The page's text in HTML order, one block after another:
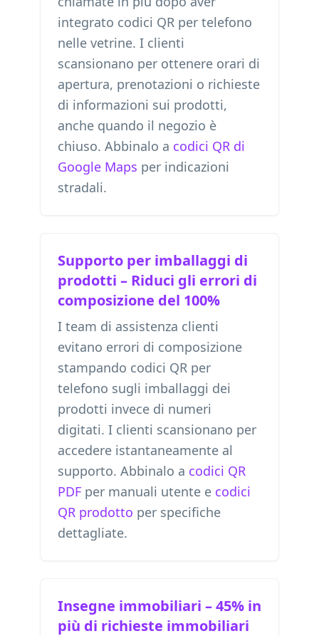
integrato codici QR per telefono
nelle vetrine. I clienti
scansionano per ottenere orari di
apertura, prenotazioni o richieste
di informazioni sui prodotti,
anche quando il negozio è
chiuso. Abbinalo a codici QR di
Google Maps per indicazioni
stradali.
Supporto per imballaggi di
prodotti – Riduci gli errori di
composizione del 100%
I team di assistenza clienti
evitano errori di composizione
stampando codici QR per
telefono sugli imballaggi dei
prodotti invece di numeri
digitati. I clienti scansionano per
accedere istantaneamente al
supporto. Abbinalo a codici QR
PDF per manuali utente e codici
QR prodotto per specifiche
dettagliate.
Insegne immobiliari – 45% in
più di richieste immobiliari